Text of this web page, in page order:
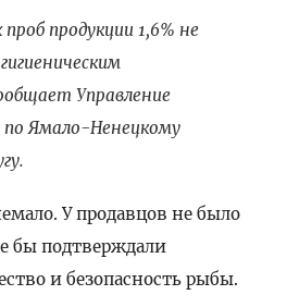
продукции 1,6% не
Управление
по Ямало-Ненецкому
У продавцов не было
бы подтверждали
и безопасность рыбы.